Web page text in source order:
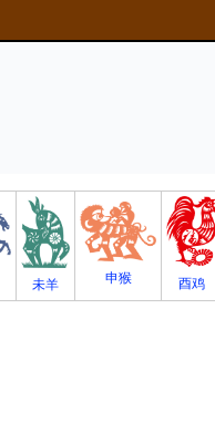
未羊 申猴 酉鸡